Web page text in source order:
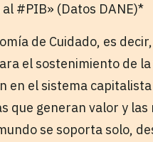
#PIB» (Datos DANE)*
de Cuidado, es
el sostenimiento de
en el sistema
que generan valor y
se soporta solo,